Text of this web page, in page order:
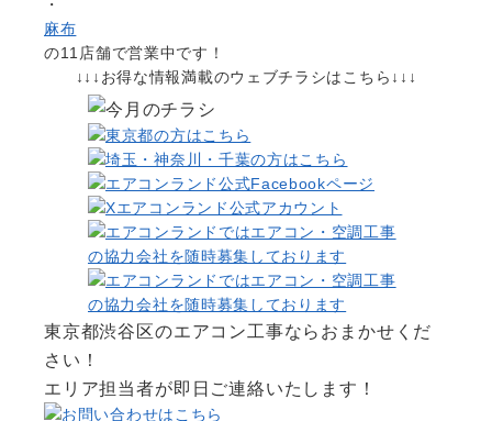
・
麻布
の11店舗で営業中です！
↓↓↓お得な情報満載のウェブチラシはこちら↓↓↓
東京都渋谷区のエアコン工事ならおまかせくだ
さい！
エリア担当者が即日ご連絡いたします！